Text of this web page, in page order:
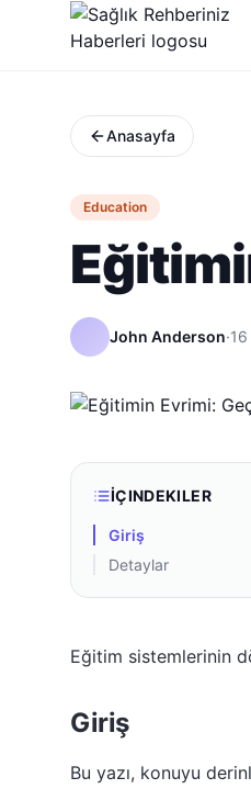
Anasayfa
Education
John Anderson·
İÇINDEKILER
Giriş
Detaylar
Eğitim sistemlerinin
Giriş
Bu yazı, konuyu